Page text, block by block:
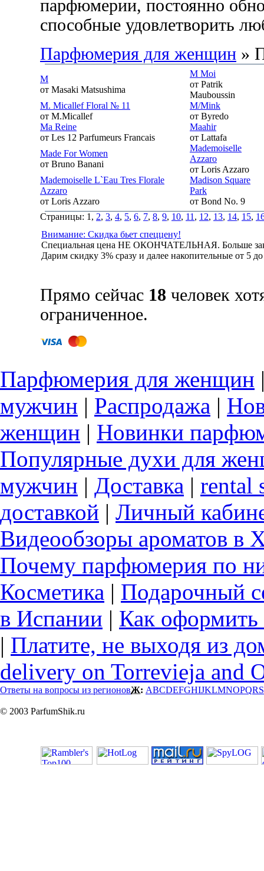
парфюмерии, постоянно
способные удовлетворить
Парфюмерия для женщин »
M
от Masaki Matsushima
M Moi
от Patrik
Mauboussin
M. Micallef Floral № 11
от M.Micallef
M/Mink
от Byredo
Ma Reine
от Les 12 Parfumeurs Francais
Maahir
от Lattafa
Made For Women
от Bruno Banani
Mademoiselle
Azzaro
от Loris Azzaro
Mademoiselle L`Eau Tres Florale
Azzaro
от Loris Azzaro
Madison Square
Park
от Bond No. 9
Страницы: 1, 2, 3, 4, 5, 6, 7, 8, 9, 10, 11 , 12, 13, 14, 15,
Внимание: Скидка бьет спеццену!
Специальная цена НЕ ОКОНЧАТЕЛЬНАЯ. Больше
Дарим скидку 3% сразу и далее накопительные от 5
Прямо сейчас 18 человек
ограниченное.
Парфюмерия для женщин
мужчин | Распродажа |
женщин | Новинки
Популярные духи для
мужчин | Доставка | rental
доставкой | Личный
Видеообзоры ароматов в
Почему парфюмерия по
Косметика | Подарочный
в Испании | Как оформить
| Платите, не выходя из
delivery on Torrevieja and
Ответы на вопросы из регионовЖ: ABCDEFGHIJKLMNOPQRS
© 2003 ParfumShik.ru